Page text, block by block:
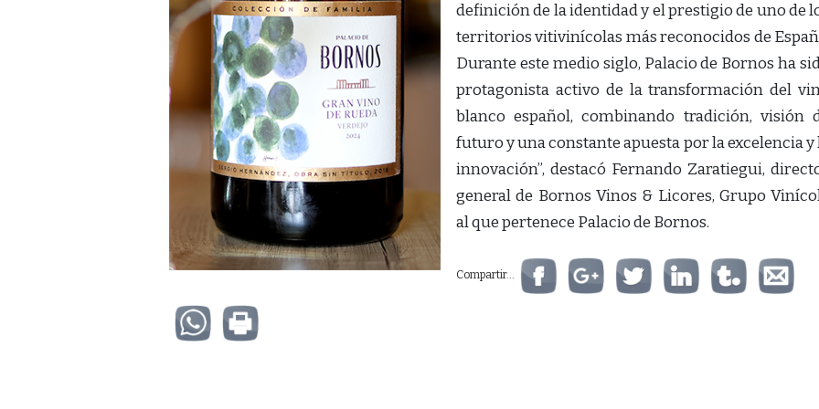
definición de la identidad y el prestigio de uno de
territorios vitivinícolas más reconocidos de
Durante este medio siglo, Palacio de Bornos ha
protagonista activo de la transformación del
blanco español, combinando tradición, visión
futuro y una constante apuesta por la excelencia y
innovación”, destacó Fernando Zaratiegui,
general de Bornos Vinos & Licores, Grupo
al que pertenece Palacio de Bornos.
Compartir...